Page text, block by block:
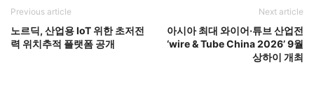
Previous article
노르딕, 산업용 IoT 위한 초저전
력 위치추적 플랫폼 공개
Next article
아시아 최대 와이어·튜브 산업전
‘wire & Tube China 2026’ 9월
상하이 개최